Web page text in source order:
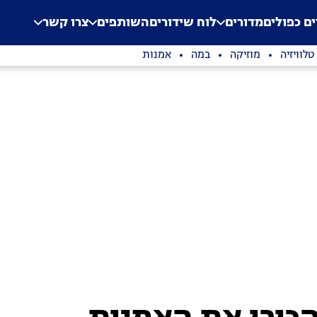
Application error: a
. כפוליםמדורים לוח שידוריםהשותפים צרו קשר
טלוויזיה מוזיקה במה אמנות